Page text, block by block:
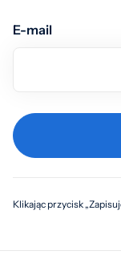
E-mail
Klikając przycisk